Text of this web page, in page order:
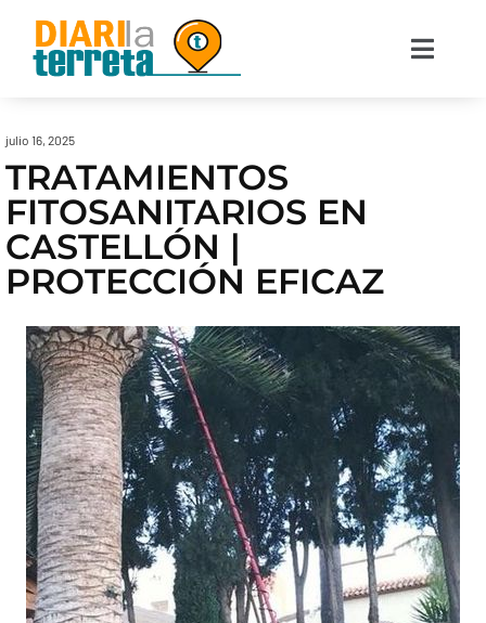
julio 16, 2025
TRATAMIENTOS
FITOSANITARIOS EN
CASTELLÓN |
PROTECCIÓN EFICAZ